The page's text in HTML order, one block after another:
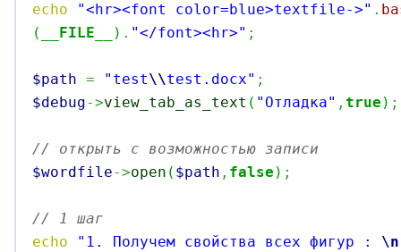
echo
"<hr><font color=blue>textfile->" .
(
__FILE__ ) . "</font><hr>" ;
$path = "test\\test.docx" ;
$debug->view_tab_as_text ( "Отладка" , true ) ;
// открыть с возможностью записи
$wordfile->open ( $path , false ) ;
// 1 шаг
echo
"1. Получем свойства всех фигур : \n